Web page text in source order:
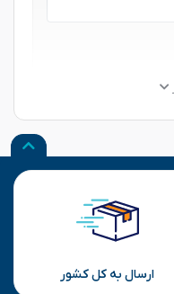
ارسال به کل کشور